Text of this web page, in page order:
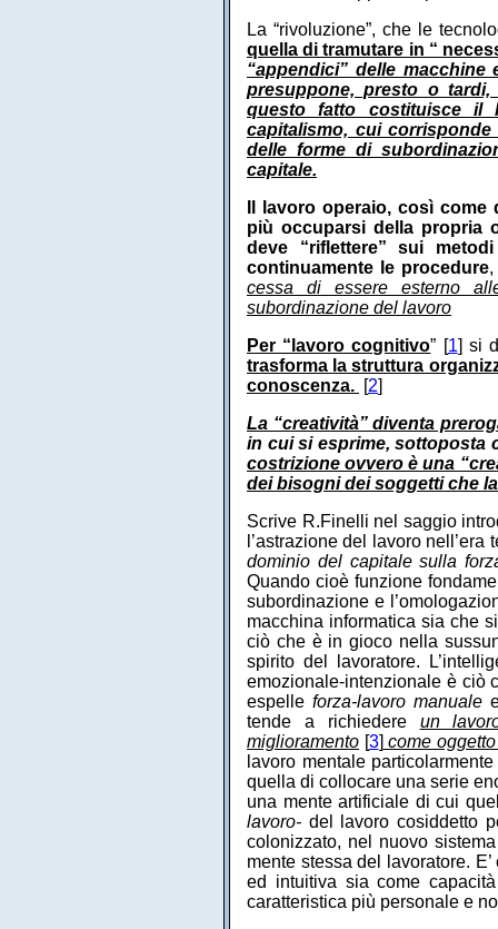
La “rivoluzione”, che le
quella di tramutare in “
“appendici” delle
presuppone, presto o
questo fatto costituisce il
capitalismo, cui
delle forme di
capitale.
Il lavoro operaio, così
più occuparsi della propria
deve “riflettere” sui
continuamente le procedure
cessa di essere esterno
subordinazione del lavoro
Per “lavoro cognitivo” [1] si
trasforma la struttura
conoscenza. [2]
La “creatività” diventa
in cui si esprime, sottoposta
costrizione ovvero è una
dei bisogni dei soggetti che
Scrive R.Finelli nel saggio
l’astrazione del lavoro nell’era
dominio del capitale sulla
Quando cioè funzione
subordinazione e
macchina informatica sia che
ciò che è in gioco nella
spirito del lavoratore.
emozionale-intenzionale è ciò
espelleforza-lavoro manuale
tende a richiedere un
miglioramento [3] come
lavoro mentale
quella di collocare una serie
una mente artificiale di cui
lavoro- del lavoro cosiddetto
colonizzato, nel nuovo
mente stessa del lavoratore.
ed intuitiva sia come
caratteristica più personale e